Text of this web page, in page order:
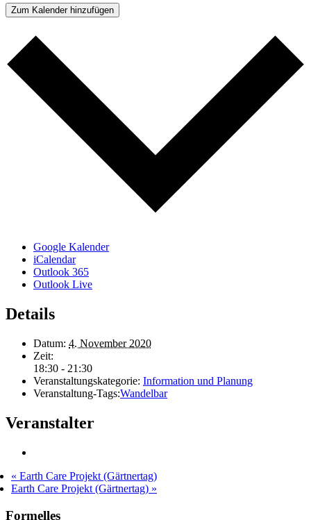
Zum Kalender hinzufügen
Google Kalender
iCalendar
Outlook 365
Outlook Live
Details
Datum: 4. November 2020
Zeit:
18:30 - 21:30
Veranstaltungskategorie: Information und Planung
Veranstaltung-Tags:Wandelbar
Veranstalter
« Earth Care Projekt (Gärtnertag)
Earth Care Projekt (Gärtnertag) »
Formelles